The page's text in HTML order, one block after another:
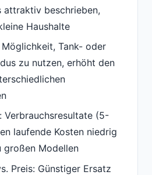
attraktiv beschrieben,
Haushalte
Tank- oder
zu nutzen, erhöht den
Verbrauchsresultate (5-
laufende Kosten niedrig
großen Modellen
Preis: Günstiger Ersatz